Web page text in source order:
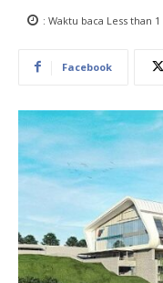
: Waktu baca Less than 1
Facebook